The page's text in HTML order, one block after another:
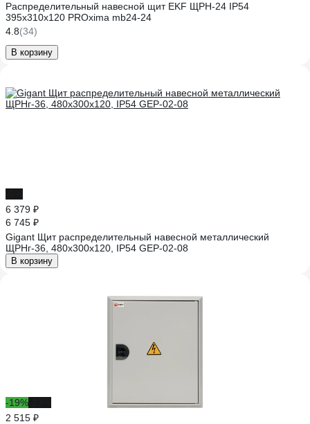
Распределительный навесной щит EKF ЩРН-24 IP54
395x310x120 PROxima mb24-24
4.8(34)
В корзину
6 379 ₽
6 745 ₽
Gigant Щит распределительный навесной металлический
ЩРНг-36, 480х300х120, IP54 GEP-02-08
В корзину
-19%
2 515 ₽